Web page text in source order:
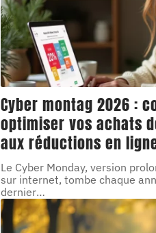
Cyber montag 2026 :
optimiser vos achats
aux réductions en
Le Cyber Monday, version
sur internet, tombe chaque
dernier…